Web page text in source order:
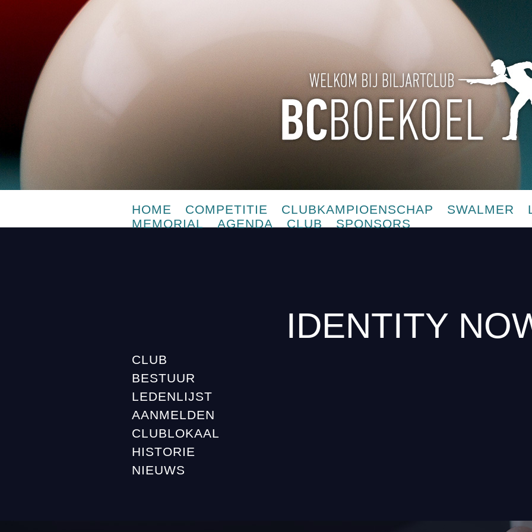
HOME COMPETITIE CLUBKAMPIOENSCHAP SWALMER
MEMORIAL
AGENDA CLUB SPONSORS
CLUB
BESTUUR
LEDENLIJST
AANMELDEN
CLUBLOKAAL
HISTORIE
NIEUWS
IDENTITY